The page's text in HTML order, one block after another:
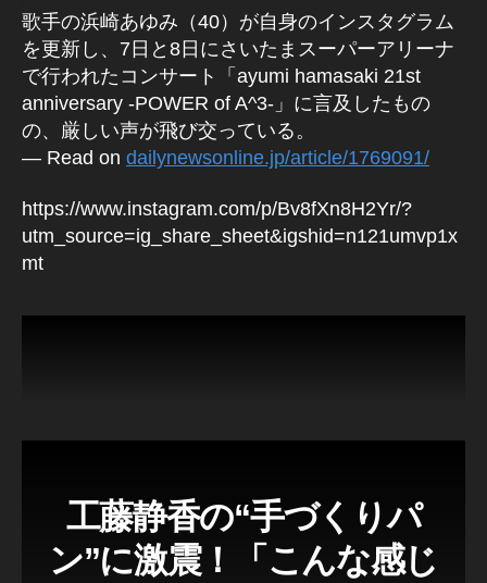
歌手の浜崎あゆみ（40）が自身のインスタグラム
を更新し、7日と8日にさいたまスーパーアリーナ
で行われたコンサート「ayumi hamasaki 21st
anniversary -POWER of A^3-」に言及したもの
の、厳しい声が飛び交っている。
— Read on dailynewsonline.jp/article/1769091/
https://www.instagram.com/p/Bv8fXn8H2Yr/?
utm_source=ig_share_sheet&igshid=n121umvp1x
mt
工藤静香の“手づくりパ
ン”に激震！「こんな感じ